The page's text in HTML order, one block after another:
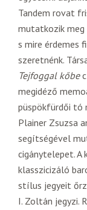
Tandem rovat
mutatkozik meg
s mire érdemes
szeretnénk.
Tejfoggal kőbe
megidéző
püspökfürdői tó
Plainer Zsuzsa
segítségével
cigánytelepet. A
klasszicizáló
stílus jegyeit
I. Zoltán jegyzi.